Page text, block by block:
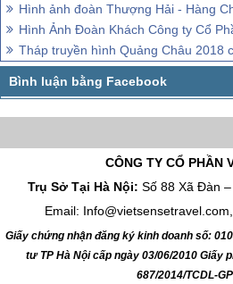
Hình ảnh đoàn Thượng Hải - Hàng Châu - Tô Châu -
Hình Ảnh Đoàn Khách Công ty Cổ Phần Quản lí Đầu Tư Tài
Tháp truyền hình Quảng Châu 2018
CÔNG TY CỔ PHẦN
Trụ Sở Tại Hà Nội: Số 88 Xã Đàn
Email:
Giấy chứng nhận đăng ký kinh doanh số:
tư TP Hà Nội cấp ngày 03/06/2010 Giấy
687/2014/TCDL-